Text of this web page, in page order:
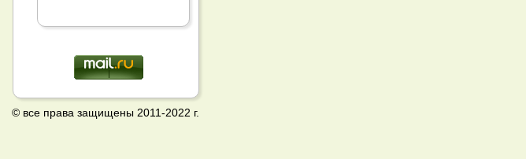
© все права защищены 2011-2022 г.